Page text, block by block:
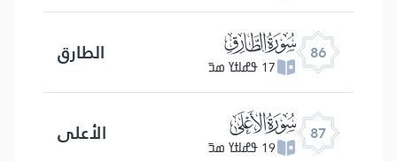
86 ﰃ
17 ߟߝߊߙߌ ߘߏ߫ الطارق
87 ﰄ
19 ߟߝߊߙߌ ߘߏ߫ الأعلى